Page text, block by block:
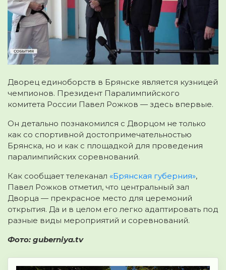
Дворец единоборств в Брянске является кузницей
чемпионов. Президент Паралимпийского
комитета России Павел Рожков — здесь впервые.
Он детально познакомился с Дворцом не только
как со спортивной достопримечательностью
Брянска, но и как с площадкой для проведения
паралимпийских соревнований.
Как сообщает телеканал «Брянская губерния»,
Павел Рожков отметил, что центральный зал
Дворца — прекрасное место для церемоний
открытия. Да и в целом его легко адаптировать под
разные виды мероприятий и соревнований.
Фото: guberniya.tv